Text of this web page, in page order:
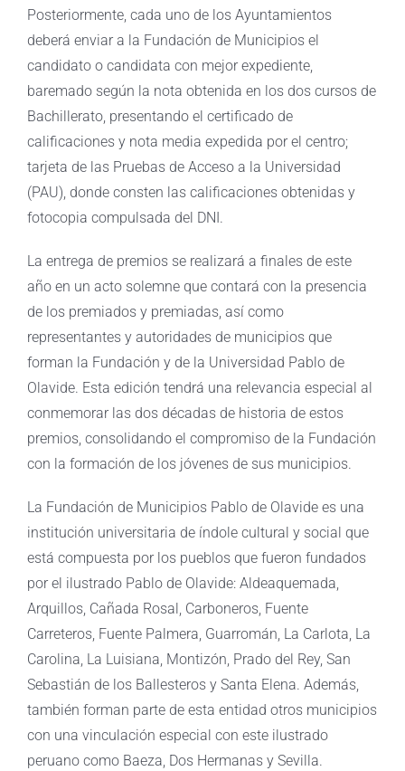
Posteriormente, cada uno de los Ayuntamientos
deberá enviar a la Fundación de Municipios el
candidato o candidata con mejor expediente,
baremado según la nota obtenida en los dos cursos de
Bachillerato, presentando el certificado de
calificaciones y nota media expedida por el centro;
tarjeta de las Pruebas de Acceso a la Universidad
(PAU), donde consten las calificaciones obtenidas y
fotocopia compulsada del DNI.
La entrega de premios se realizará a finales de este
año en un acto solemne que contará con la presencia
de los premiados y premiadas, así como
representantes y autoridades de municipios que
forman la Fundación y de la Universidad Pablo de
Olavide. Esta edición tendrá una relevancia especial al
conmemorar las dos décadas de historia de estos
premios, consolidando el compromiso de la Fundación
con la formación de los jóvenes de sus municipios.
La Fundación de Municipios Pablo de Olavide es una
institución universitaria de índole cultural y social que
está compuesta por los pueblos que fueron fundados
por el ilustrado Pablo de Olavide: Aldeaquemada,
Arquillos, Cañada Rosal, Carboneros, Fuente
Carreteros, Fuente Palmera, Guarromán, La Carlota, La
Carolina, La Luisiana, Montizón, Prado del Rey, San
Sebastián de los Ballesteros y Santa Elena. Además,
también forman parte de esta entidad otros municipios
con una vinculación especial con este ilustrado
peruano como Baeza, Dos Hermanas y Sevilla.